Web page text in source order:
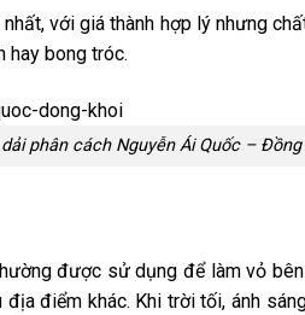
với giá thành hợp lý nhưng
hay bong tróc.
phân cách Nguyễn Ái Quốc – Đồng
được sử dụng để làm vỏ
điểm khác. Khi trời tối, ánh